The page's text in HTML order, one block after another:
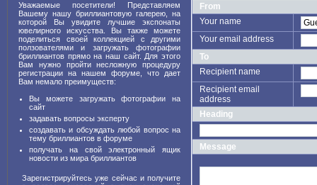
Уважаемые посетители! Представляем
Вашему нашу бриллиантовую галерею, на
которой Вы увидите лучшие экспонаты
ювелирного искусства. Вы также можете
поделиться своей коллекцией с другими
ползователями и загружать фотографии
бриллиантов прямо на наш сайт. Для этого
Вам нужно пройти несложную процедуру
регистрации на нашем форуме, что дает
Вам немало преимуществ:
Вы можете загружать фотографии на
сайт
задавать вопросы эксперту
создавать и обсуждать любой вопрос на
тему бриллиантов в форуме
получать на свой электронный ящик
новости из мира бриллиантов
Зарегистрируйтесь уже сейчас и получите
From
Your name
Your email address
To
Recipient name
Recipient email
address
Heading
Message